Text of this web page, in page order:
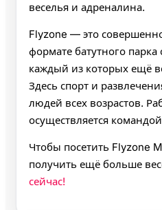
веселья и адреналина.
Flyzone — это
формате батутного
каждый из которых ещё
Здесь спорт и
людей всех возрастов.
осуществляется
Чтобы посетить Flyzone
получить ещё больше
сейчас!